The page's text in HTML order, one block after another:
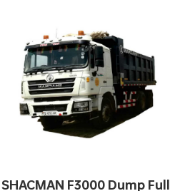
اقرأ أكثر
SHACMAN F3000 Dump Full